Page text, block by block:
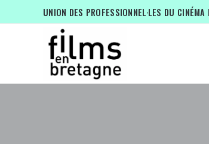
UNION DES PROFESSIONNEL·LES DU